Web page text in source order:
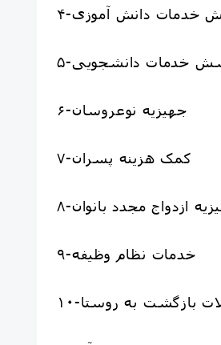
خدمات دانش آموزی
خدمات دانشجویی
۶-جهیزیه نوعروسان
۷-کمک هزینه پسران
ازدواج مجدد بانوان
۹-خدمات نظام وظیفه
بازگشت به روستا